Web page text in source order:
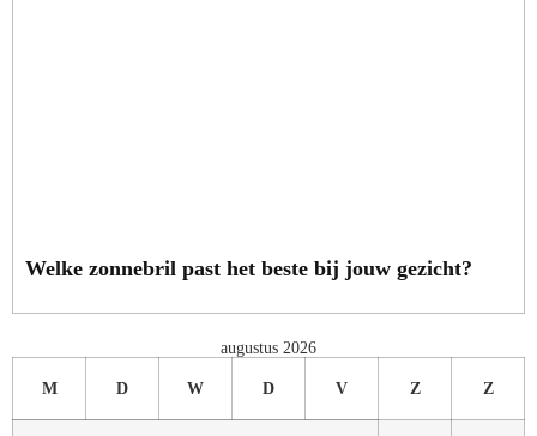
Welke zonnebril past het beste bij jouw gezicht?
augustus 2026
M D W D V Z Z